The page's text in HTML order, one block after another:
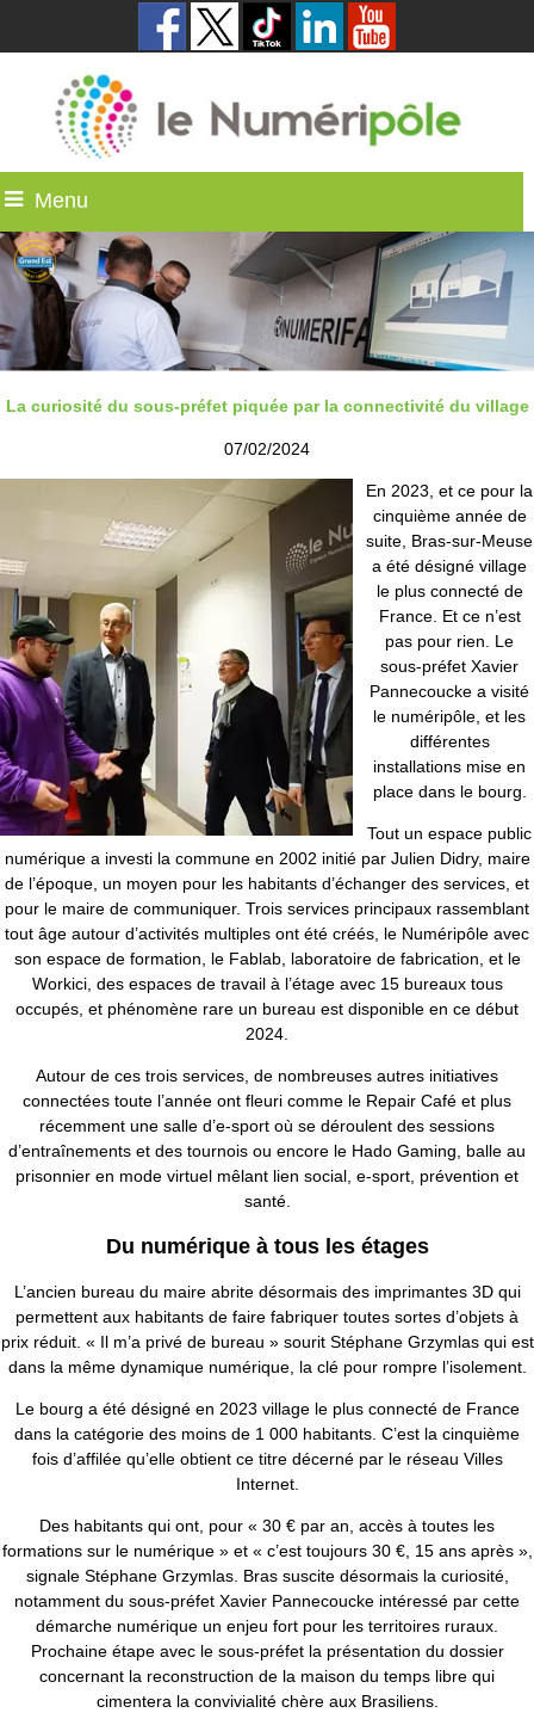
Menu
La curiosité du sous-préfet piquée par la connectivité du village
07/02/2024
En 2023, et ce pour la
cinquième année de
suite, Bras-sur-Meuse
a été désigné village
le plus connecté de
France. Et ce n’est
pas pour rien. Le
sous-préfet Xavier
Pannecoucke a visité
le numéripôle, et les
différentes
installations mise en
place dans le bourg.
Tout un espace public
numérique a investi la commune en 2002 initié par Julien Didry, maire
de l’époque, un moyen pour les habitants d’échanger des services, et
pour le maire de communiquer. Trois services principaux rassemblant
tout âge autour d’activités multiples ont été créés, le Numéripôle avec
son espace de formation, le Fablab, laboratoire de fabrication, et le
Workici, des espaces de travail à l’étage avec 15 bureaux tous
occupés, et phénomène rare un bureau est disponible en ce début
2024.
Autour de ces trois services, de nombreuses autres initiatives
connectées toute l’année ont fleuri comme le Repair Café et plus
récemment une salle d’e-sport où se déroulent des sessions
d’entraînements et des tournois ou encore le Hado Gaming, balle au
prisonnier en mode virtuel mêlant lien social, e-sport, prévention et
santé.
Du numérique à tous les étages
L’ancien bureau du maire abrite désormais des imprimantes 3D qui
permettent aux habitants de faire fabriquer toutes sortes d’objets à
prix réduit. « Il m’a privé de bureau » sourit Stéphane Grzymlas qui est
dans la même dynamique numérique, la clé pour rompre l’isolement.
Le bourg a été désigné en 2023 village le plus connecté de France
dans la catégorie des moins de 1 000 habitants. C’est la cinquième
fois d’affilée qu’elle obtient ce titre décerné par le réseau Villes
Internet.
Des habitants qui ont, pour « 30 € par an, accès à toutes les
formations sur le numérique » et « c’est toujours 30 €, 15 ans après »,
signale Stéphane Grzymlas. Bras suscite désormais la curiosité,
notamment du sous-préfet Xavier Pannecoucke intéressé par cette
démarche numérique un enjeu fort pour les territoires ruraux.
Prochaine étape avec le sous-préfet la présentation du dossier
concernant la reconstruction de la maison du temps libre qui
cimentera la convivialité chère aux Brasiliens.